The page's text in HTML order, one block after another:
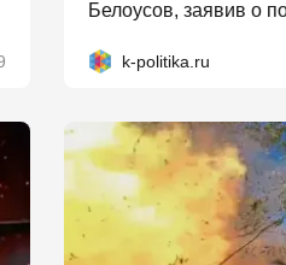
Белоусов, заявив о
k-politika.ru